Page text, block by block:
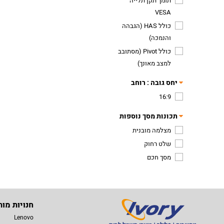
VESA
כולל HAS (הגבהה
והנמכה)
כולל Pivot (מסתובב
למצב מאונך)
יחס גובה : רוחב
16:9
תכונות מסך נוספות
מצלמה מובנית
שלט רחוק
מסך חכם
חנויות
Lenovo